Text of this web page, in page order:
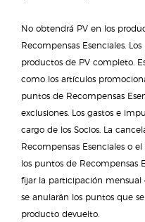
No obtendrá PV en los
Recompensas Esenciales.
productos de PV completo.
como los artículos
puntos de Recompensas
exclusiones. Los gastos e
cargo de los Socios. La
Recompensas Esenciales o
los puntos de Recompensas
fijar la participación mensual
se anularán los puntos que
producto devuelto.